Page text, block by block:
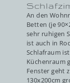
An den
Betten (je
sehr ruhigen
ist auch in
Schlafraum
Küchenraum
Fenster geht
130x200cm